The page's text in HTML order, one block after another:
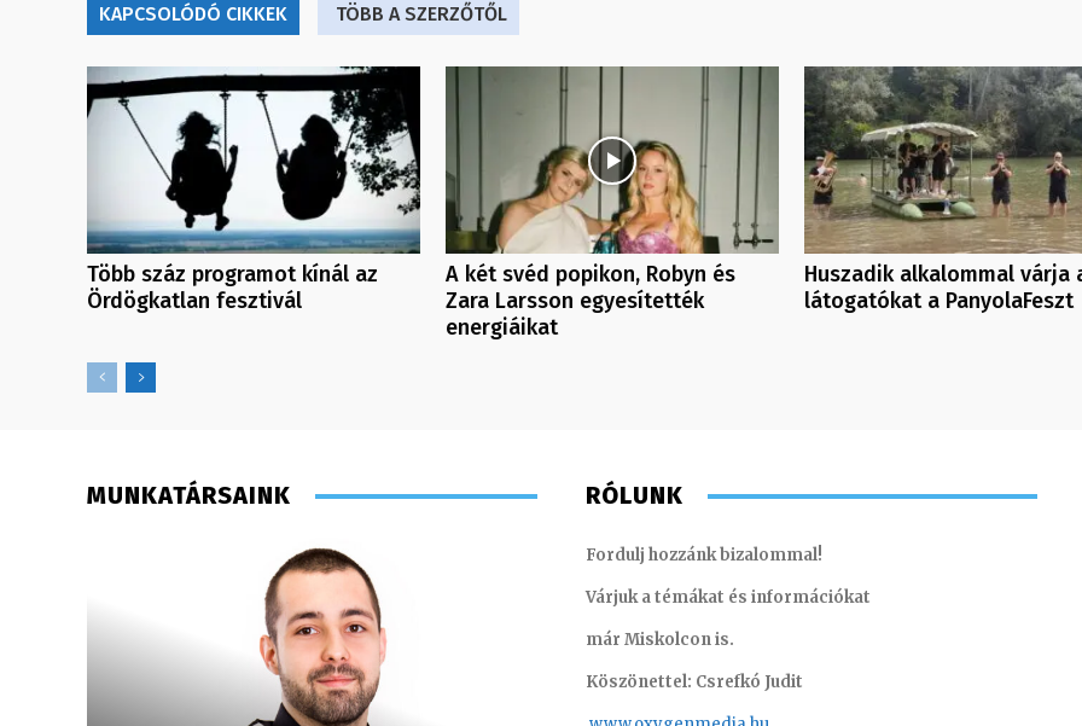
KAPCSOLÓDÓ CIKKEK TÖBB A SZERZŐTŐL
Több száz programot kínál az
Ördögkatlan fesztivál
A két svéd popikon, Robyn és
Zara Larsson egyesítették
energiáikat
Huszadik alkalommal várja
látogatókat a PanyolaFeszt
MUNKATÁRSAINK RÓLUNK
Fordulj hozzánk bizalommal!
Várjuk a témákat és információkat
már Miskolcon is.
Köszönettel: Csrefkó Judit